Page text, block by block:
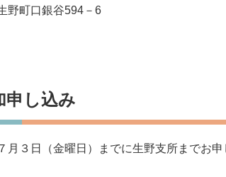
野町口銀谷594－6
申し込み
月３日（金曜日）までに生野支所までお申